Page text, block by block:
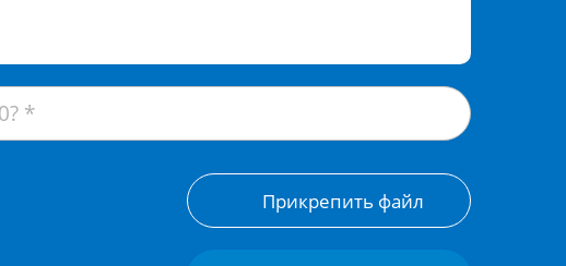
Прикрепить файл